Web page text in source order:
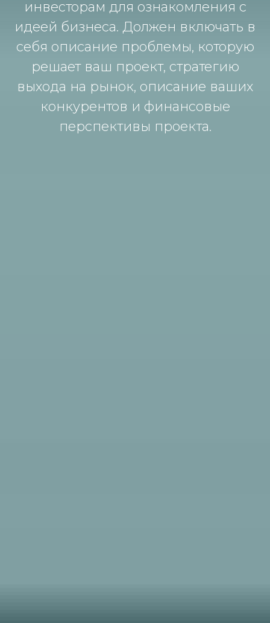
инвесторам для ознакомления с
идеей бизнеса. Должен включать в
себя описание проблемы, которую
решает ваш проект, стратегию
выхода на рынок, описание ваших
конкурентов и финансовые
перспективы проекта.